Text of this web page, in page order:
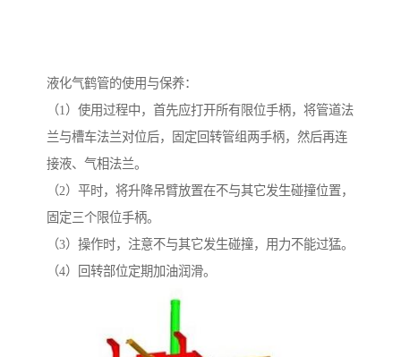
液化气鹤管的使用与保养：
（1）使用过程中，首先应打开所有限位手柄，将管道法
兰与槽车法兰对位后，固定回转管组两手柄，然后再连
接液、气相法兰。
（2）平时，将升降吊臂放置在不与其它发生碰撞位置，
固定三个限位手柄。
（3）操作时，注意不与其它发生碰撞，用力不能过猛。
（4）回转部位定期加油润滑。